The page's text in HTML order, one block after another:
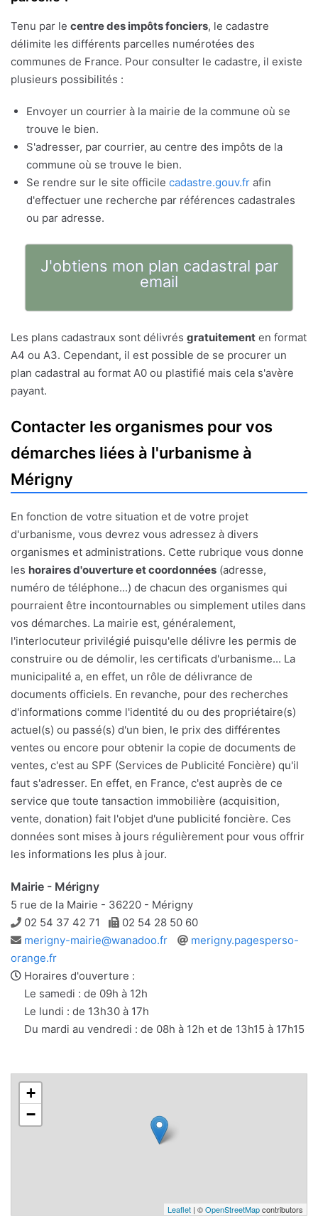
Tenu par le centre des impôts fonciers, le cadastre
délimite les différents parcelles numérotées des
communes de France. Pour consulter le cadastre, il existe
plusieurs possibilités :
Envoyer un courrier à la mairie de la commune où se
trouve le bien.
S'adresser, par courrier, au centre des impôts de la
commune où se trouve le bien.
Se rendre sur le site officile cadastre.gouv.fr afin
d'effectuer une recherche par références cadastrales
ou par adresse.
J'obtiens mon plan cadastral par
email
Les plans cadastraux sont délivrés gratuitement en format
A4 ou A3. Cependant, il est possible de se procurer un
plan cadastral au format A0 ou plastifié mais cela s'avère
payant.
Contacter les organismes pour vos
démarches liées à l'urbanisme à
Mérigny
En fonction de votre situation et de votre projet
d'urbanisme, vous devrez vous adressez à divers
organismes et administrations. Cette rubrique vous donne
les horaires d'ouverture et coordonnées (adresse,
numéro de téléphone...) de chacun des organismes qui
pourraient être incontournables ou simplement utiles dans
vos démarches. La mairie est, généralement,
l'interlocuteur privilégié puisqu'elle délivre les permis de
construire ou de démolir, les certificats d'urbanisme... La
municipalité a, en effet, un rôle de délivrance de
documents officiels. En revanche, pour des recherches
d'informations comme l'identité du ou des propriétaire(s)
actuel(s) ou passé(s) d'un bien, le prix des différentes
ventes ou encore pour obtenir la copie de documents de
ventes, c'est au SPF (Services de Publicité Foncière) qu'il
faut s'adresser. En effet, en France, c'est auprès de ce
service que toute tansaction immobilière (acquisition,
vente, donation) fait l'objet d'une publicité foncière. Ces
données sont mises à jours régulièrement pour vous offrir
les informations les plus à jour.
Mairie - Mérigny
5 rue de la Mairie - 36220 - Mérigny
Téléphone
02 54 37 42 71 Télécopie
02 54 28 50 60
Adresse
e-
mail
merigny-mairie@wanadoo.fr
Site
merigny.pagesperso-
orange.fr
Horaires d'ouverture :
Le samedi : de 09h à 12h
Le lundi : de 13h30 à 17h
Du mardi au vendredi : de 08h à 12h et de 13h15 à 17h15
+
−
Leaflet | ©OpenStreetMapcontributors